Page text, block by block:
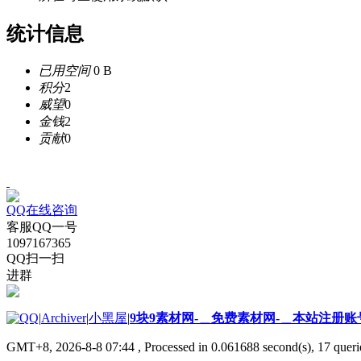
统计信息
已用空间0 B
积分2
威望0
金钱2
贡献0
QQ在线咨询
客服QQ一号
1097167365
QQ扫一扫
进群
|Archiver|小黑屋|9块9素材网-＿免费素材网-＿本站注册账
GMT+8, 2026-8-8 07:44 , Processed in 0.061688 second(s), 17